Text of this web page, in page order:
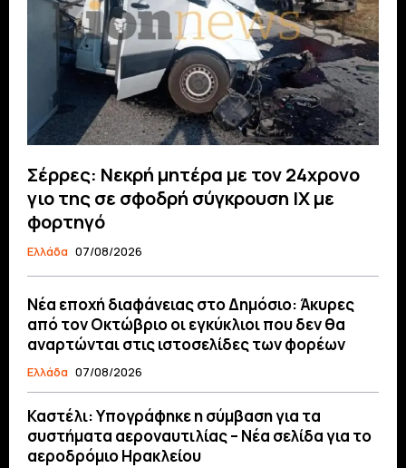
Σέρρες: Νεκρή μητέρα με τον 24χρονο
γιο της σε σφοδρή σύγκρουση ΙΧ με
φορτηγό
Ελλάδα 07/08/2026
Νέα εποχή διαφάνειας στο Δημόσιο: Άκυρες
από τον Οκτώβριο οι εγκύκλιοι που δεν θα
αναρτώνται στις ιστοσελίδες των φορέων
Ελλάδα 07/08/2026
Καστέλι: Υπογράφηκε η σύμβαση για τα
συστήματα αεροναυτιλίας – Νέα σελίδα για το
αεροδρόμιο Ηρακλείου